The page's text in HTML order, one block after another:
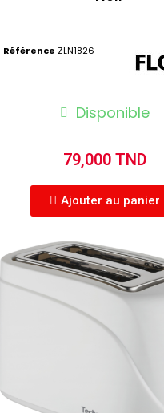
Référence ZLN1826
Disponible
79,000 TND
Ajouter au panier